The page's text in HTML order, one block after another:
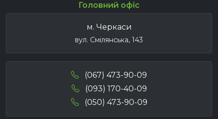
Головний офіс
м. Черкаси
вул. Смілянська, 143
(067) 473-90-09
(093) 170-40-09
(050) 473-90-09